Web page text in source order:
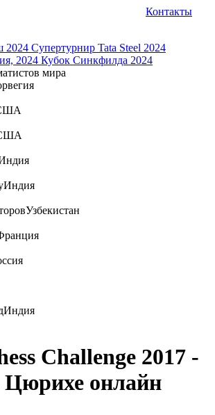
Контакты
2024 Супертурнир Tata Steel 2024
2024 Кубок Синкфилда 2024
мира
Индия
Узбекистан
Индия
Challenge 2017 -
Цюрихе онлайн